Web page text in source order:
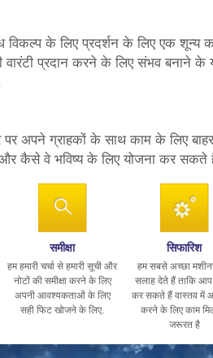
के लिए प्रदर्शन के लिए एक शून्य
वारंटी प्रदान करने के लिए संभव बनाने
अपने ग्राहकों के साथ काम के लिए
कैसे वे भविष्य के लिए योजना कर सकते
समीक्षा
हम हमारी चर्चा से हमारी सूची और
नोटों की समीक्षा करने के लिए
अपनी आवश्यकताओं के लिए
सही फिट खोजने के लिए.
सिफारिश
हम सबसे अच्छा
सलाह देते हैं ताकि आप
कर सकते हैं वास्तव में
करने के लिए काम
जरूरत है